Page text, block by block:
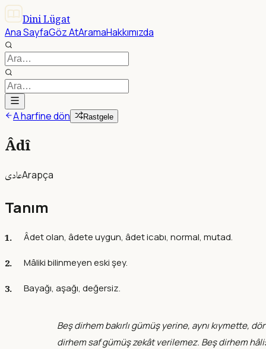
Dini Lügat
Ana SayfaGöz AtAramaHakkımızda
A harfine dön Rastgele
Âdî
عادىArapça
Tanım
Âdet olan, âdete uygun, âdet icabı, normal, mutad.
Mâliki bilinmeyen eski şey.
Bayağı, aşağı, değersiz.
Beş dirhem bakırlı gümüş yerine, aynı kıymette,
dirhem saf gümüş zekât verilemez. Beş dirhem